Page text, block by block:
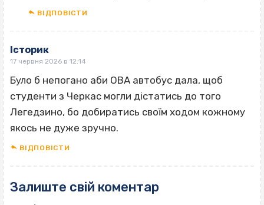
ВІДПОВІCТИ
Історик
17 червня 2026 в 12:14
Було б непогано аби ОВА автобус дала, щоб
студенти з Черкас могли дістатись до того
Легедзино, бо добиратись своїм ходом кожному
якось не дуже зручно.
ВІДПОВІCТИ
Залиште свій коментар